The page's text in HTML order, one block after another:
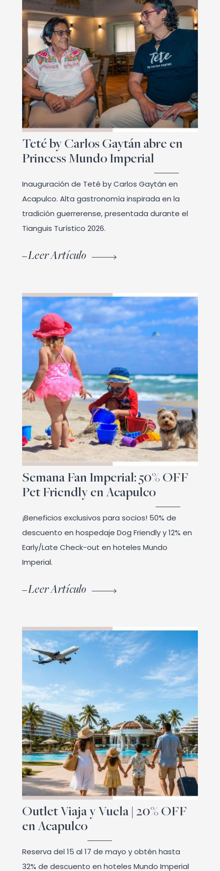
Teté by Carlos Gaytán abre en
Princess Mundo Imperial
Inauguración de Teté by Carlos Gaytán en
Acapulco. Alta gastronomía inspirada en la
tradición guerrerense, presentada durante el
Tianguis Turístico 2026.
Leer Artículo
Semana Fan Imperial: 50% OFF
Pet Friendly en Acapulco
¡Beneficios exclusivos para socios! 50% de
descuento en hospedaje Dog Friendly y 12% en
Early/Late Check-out en hoteles Mundo
Imperial.
Leer Artículo
Outlet Viaja y Vuela | 20% OFF
en Acapulco
Reserva del 15 al 17 de mayo y obtén hasta
32% de descuento en hoteles Mundo Imperial